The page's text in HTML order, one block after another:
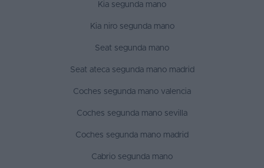
Kia segunda mano
Kia niro segunda mano
Seat segunda mano
Seat ateca segunda mano madrid
Coches segunda mano valencia
Coches segunda mano sevilla
Coches segunda mano madrid
Cabrio segunda mano